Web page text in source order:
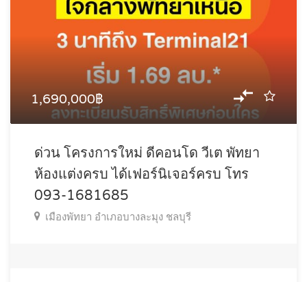
1,690,000฿
ด่วน โครงการใหม่ ดีคอนโด วีเต พัทยา
ห้องแต่งครบ ได้เฟอร์นิเจอร์ครบ โทร
093-1681685
เมืองพัทยา อำเภอบางละมุง ชลบุรี